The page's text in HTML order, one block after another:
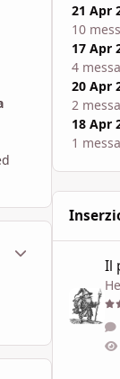
Statistiche Autore
21 Apr
10
17 Apr
4
20 Apr
2
18 Apr
1
Il